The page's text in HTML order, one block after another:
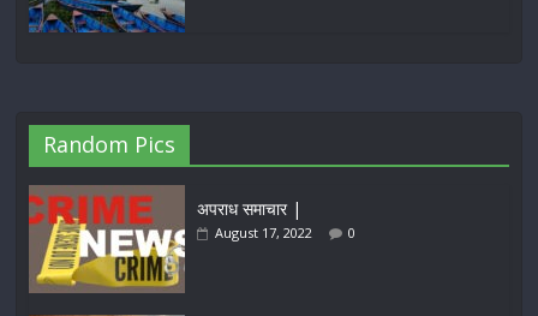
Random Pics
अपराध समाचार |
August 17, 2022 0